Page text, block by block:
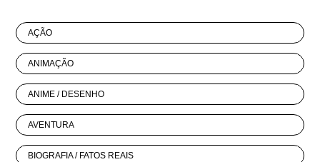
AÇÃO
ANIMAÇÃO
ANIME / DESENHO
AVENTURA
BIOGRAFIA / FATOS REAIS